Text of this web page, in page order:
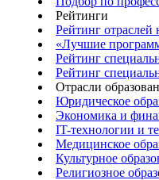
Рейтинги
Рейтинг отраслей
«Лучшие
Рейтинг
Рейтинг
Отрасли
Юридическое
Экономика и
IT-технологии и
Медицинское
Культурное
Религиозное